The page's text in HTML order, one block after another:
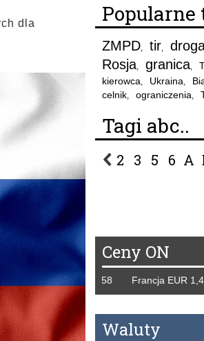
dla
Popularne
ZMPD, tir,
Rosja, granica,
kierowca, Ukraina,
celnik, ograniczenia,
Tagi abc..
2 3 5 6 A
Ceny ON
EUR 1,258 Francja EUR
Waluty